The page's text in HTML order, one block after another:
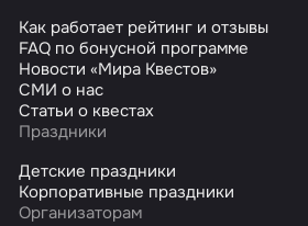
Как работает рейтинг и отзывы
FAQ по бонусной программе
Новости «Мира Квестов»
СМИ о нас
Статьи о квестах
Праздники
Детские праздники
Корпоративные праздники
Организаторам